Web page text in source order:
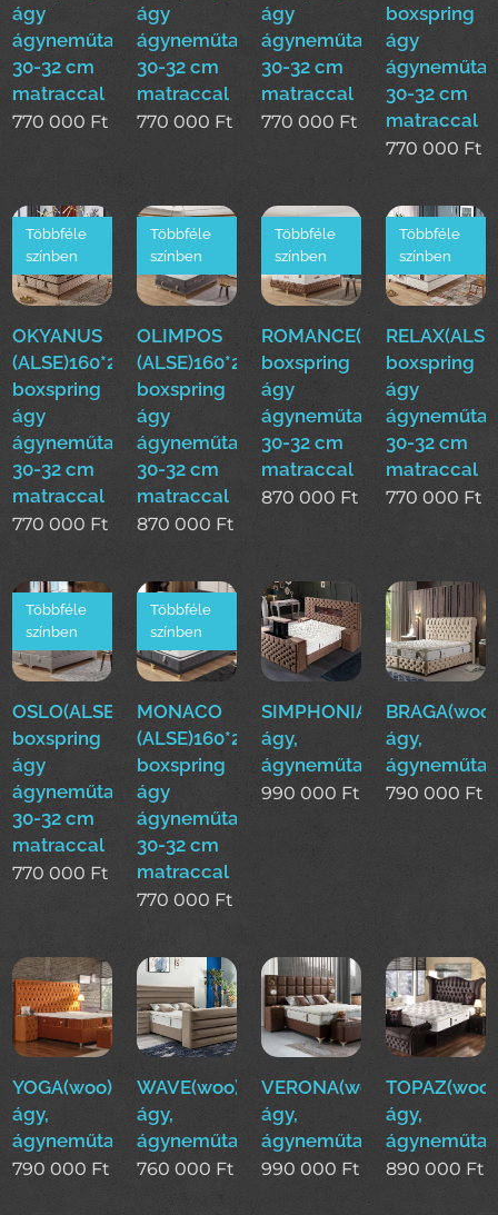
ágy
ágyneműtartóval
30-32 cm
matraccal
770 000 Ft
ágy
ágyneműtartóval
30-32 cm
matraccal
770 000 Ft
ágy
ágyneműtartóval
30-32 cm
matraccal
770 000 Ft
boxspring
ágy
30-32 cm
matraccal
770 000 Ft
OKYANUS
(ALSE)160*200cm
boxspring
ágy
ágyneműtartóval
30-32 cm
matraccal
Többféle
színben
770 000 Ft
OLIMPOS
(ALSE)160*200cm
boxspring
ágy
ágyneműtartóval
30-32 cm
matraccal
Többféle
színben
870 000 Ft
boxspring
ágy
ágyneműtartóval
30-32 cm
matraccal
Többféle
színben
870 000 Ft
boxspring
ágy
30-32 cm
matraccal
Többféle
színben
770 000 Ft
OSLO(ALSE)160*200cm
boxspring
ágy
ágyneműtartóval
30-32 cm
matraccal
Többféle
színben
770 000 Ft
MONACO
(ALSE)160*200cm
boxspring
ágy
ágyneműtartóval
30-32 cm
matraccal
Többféle
színben
770 000 Ft
ágy,
ágyneműtartós
990 000 Ft
ágy,
790 000 Ft
YOGA(woo)boxspring
ágy,
ágyneműtartós
790 000 Ft
WAVE(woo)boxspring
ágy,
ágyneműtartós
760 000 Ft
VERONA(woo)boxspring
ágy,
ágyneműtartós
990 000 Ft
ágy,
890 000 Ft